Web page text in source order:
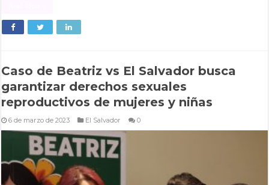
Caso de Beatriz vs El Salvador busca
garantizar derechos sexuales
reproductivos de mujeres y niñas
6 de marzo de 2023 El Salvador 0